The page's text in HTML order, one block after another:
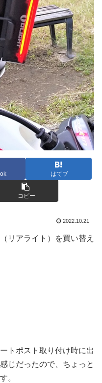
はてブ
コピー
2022.10.21
リアライト）を買い替え
トポスト取り付け時に出
じだったので、ちょっと
。